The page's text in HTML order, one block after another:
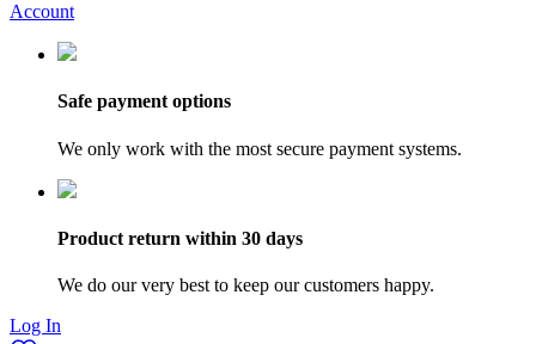
Account
Safe payment options
We only work with the most secure payment systems.
Product return within 30 days
We do our very best to keep our customers happy.
Log In